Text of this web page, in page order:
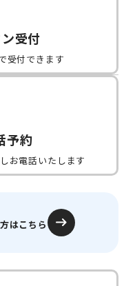
受付
受付できます
予約
お電話いたします
はこちら